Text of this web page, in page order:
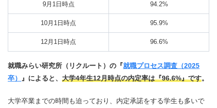
9月1日時点 94.2%
10月1日時点 95.9%
12月1日時点 96.6%
就職みらい研究所（リクルート）の『就職プロセス調査（2025
卒）
』によると、 大学4年生12月時点の内定率は『96.6%』です。
大学卒業までの時間も迫っており、内定承諾をする学生も多いで